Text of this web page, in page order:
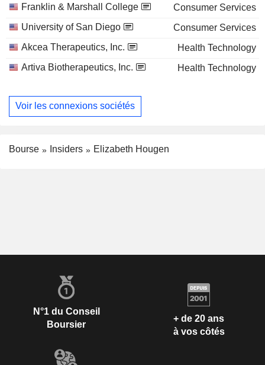
Franklin & Marshall College
Consumer Services
University of San Diego
Consumer Services
Akcea Therapeutics, Inc.
Health Technology
Artiva Biotherapeutics, Inc.
Health Technology
Voir les connexions sociétés
Bourse Insiders Elizabeth Hougen
N°1 du Conseil
Boursier
+ de 20 ans
à vos côtés